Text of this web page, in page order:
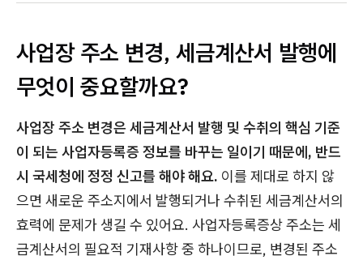
사업장 주소 변경, 세금계산서 발행에
무엇이 중요할까요?
사업장 주소 변경은 세금계산서 발행 및 수취의 핵심 기준
이 되는 사업자등록증 정보를 바꾸는 일이기 때문에, 반드
시 국세청에 정정 신고를 해야 해요. 이를 제대로 하지 않
으면 새로운 주소지에서 발행되거나 수취된 세금계산서의
효력에 문제가 생길 수 있어요. 사업자등록증상 주소는 세
금계산서의 필요적 기재사항 중 하나이므로, 변경된 주소